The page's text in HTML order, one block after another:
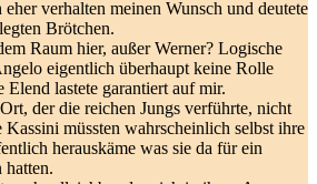
verhalten meinen Wunsch und deutete
Brötchen.
Raum hier, außer Werner? Logische
eigentlich überhaupt keine Rolle
Elend lastete garantiert auf mir.
der die reichen Jungs verführte, nicht
müssten wahrscheinlich selbst ihre
herauskäme was sie da für ein
hatten.